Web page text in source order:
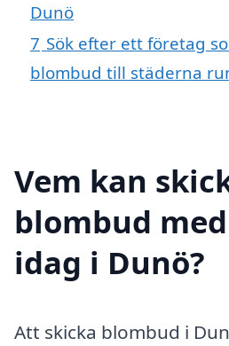
Dunö
7 Sök efter ett företag
blombud till städerna
Vem kan
blombud
idag i Dunö?
Att skicka blombud i